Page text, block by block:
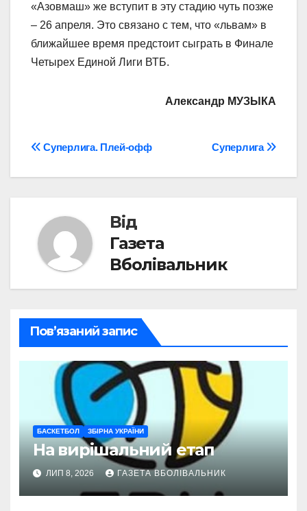
«Азовмаш» же вступит в эту стадию чуть позже
– 26 апреля. Это связано с тем, что «львам» в
ближайшее время предстоит сыграть в Финале
Четырех Единой Лиги ВТБ.
Александр МУЗЫКА
Навігація
записів
Суперлига
Суперлига. Плей-офф
Від
Газета
Вболівальник
Пов’язаний запис
БАСКЕТБОЛ ЗБІРНА УКРАЇНИ
На вирішальний етап
ЛИП 8, 2026 ГАЗЕТА ВБОЛІВАЛЬНИК